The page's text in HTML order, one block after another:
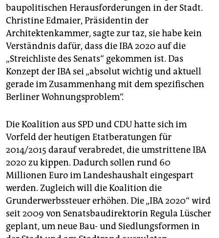
veranstaltungen
shop
fragen & hilfe
unterstützen
abo
epaper login
baupolitischen Herausforderungen in der Stadt.
Christine Edmaier, Präsidentin der
Architektenkammer, sagte zur taz, sie habe kein
Verständnis dafür, dass die IBA 2020 auf die
„Streichliste des Senats“ gekommen ist. Das
Konzept der IBA sei „absolut wichtig und aktuell
gerade im Zusammenhang mit dem spezifischen
Berliner Wohnungsproblem“.
Die Koalition aus SPD und CDU hatte sich im
Vorfeld der heutigen Etatberatungen für
2014/2015 darauf verabredet, die umstrittene IBA
2020 zu kippen. Dadurch sollen rund 60
Millionen Euro im Landeshaushalt eingespart
werden. Zugleich will die Koalition die
Grunderwerbssteuer erhöhen. Die „IBA 2020“ wird
seit 2009 von Senatsbaudirektorin Regula Lüscher
geplant, um neue Bau- und Siedlungsformen in